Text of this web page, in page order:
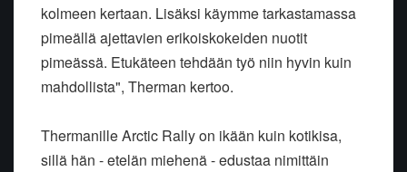
kolmeen kertaan. Lisäksi käymme tarkastamassa
pimeällä ajettavien erikoiskokeiden nuotit
pimeässä. Etukäteen tehdään työ niin hyvin kuin
mahdollista", Therman kertoo.
Thermanille Arctic Rally on ikään kuin kotikisa,
sillä hän - etelän miehenä - edustaa nimittäin